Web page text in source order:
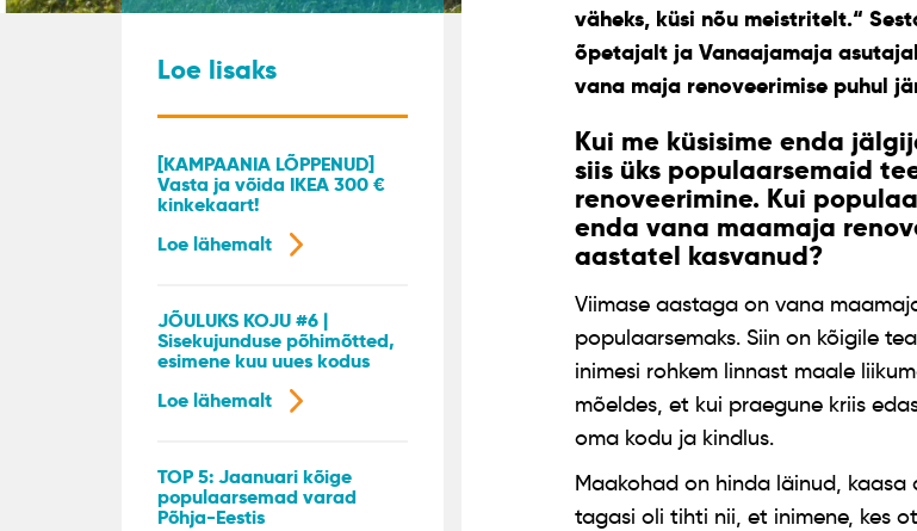
väheks, küsi nõu meistritelt.“
õpetajalt ja Vanaajamaja
vana maja renoveerimise puhul
Kui me küsisime enda
siis üks populaarsemaid
renoveerimine. Kui
enda vana maamaja
aastatel kasvanud?
Viimase aastaga on vana
populaarsemaks. Siin on kõigile
inimesi rohkem linnast maale
mõeldes, et kui praegune kriis
oma kodu ja kindlus.
Maakohad on hinda läinud,
tagasi oli tihti nii, et inimene, kes
Loe lisaks
[KAMPAANIA LÕPPENUD]
Vasta ja võida IKEA 300 €
kinkekaart!
Loe lähemalt
JÕULUKS KOJU #6 |
Sisekujunduse põhimõtted,
esimene kuu uues kodus
Loe lähemalt
TOP 5: Jaanuari kõige
populaarsemad varad
Põhja-Eestis